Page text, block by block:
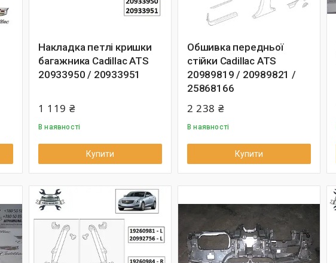
Накладка петлі кришки
багажника Cadillac ATS
20933950 / 20933951
1 119 ₴
В наявності
Купити
Обшивка передньої
стійки Cadillac ATS
20989819 / 20989821 /
25868166
2 238 ₴
В наявності
Купити